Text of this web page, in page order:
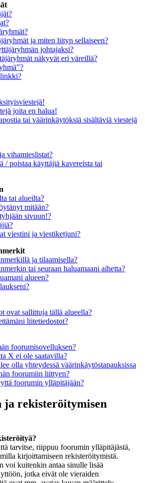
ja miten liityn sellaiseen?
johtajaksi?
näkyvät eri väreillä?
joita en halua!
tai väärinkäytöksiä sisältäviä viestejä
vihamieslistat?
/ poistaa käyttäjiä kavereista tai
tai alueilta?
mitään?
sivuun!?
viestini ja viestiketjuni?
ja tilaamisella?
tai seuraan haluamaani aihetta?
alueen?
ovat sallittuja tällä alueella?
liitetiedostot?
foorumisovelluksen?
X ei ole saatavilla?
olla yhteydessä väärinkäytöstapauksissa
foorumiin liittyen?
foorumin ylläpitäjään?
rekisteröitymisen
tarvitse, riippuu foorumin ylläpitäjästä,
kirjoittamiseen rekisteröitymistä.
voi kuitenkin antaa sinulle lisää
jotka eivät ole vieraiden